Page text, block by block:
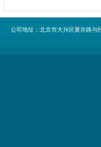
公司地址：北京市大兴区黄亦路与